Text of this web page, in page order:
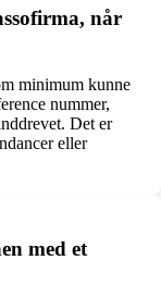
når
minimum kunne
nummer,
Det er
eller
med et